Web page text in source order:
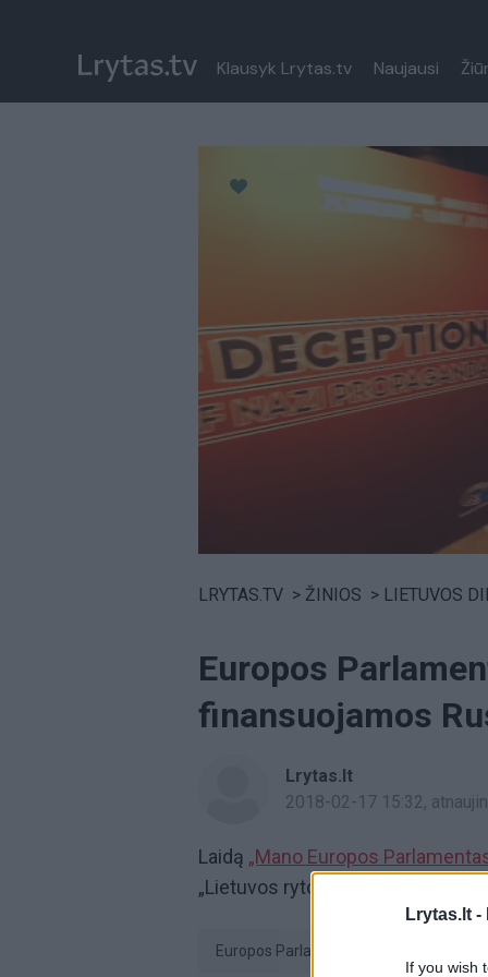
Lrytas.lt -
If you wish
Klausyk Lrytas.tv Naujausi
Paremkite Ukrainą
LRYTAS.TV > ŽINIOS > LIETUVOS
Europos
finansuojamos
Lrytas.lt
2018-02-17 15:32,
Laidą „Mano Europos
„Lietuvos ryto“ televiziją arba
Europos Parlamentas (EP)